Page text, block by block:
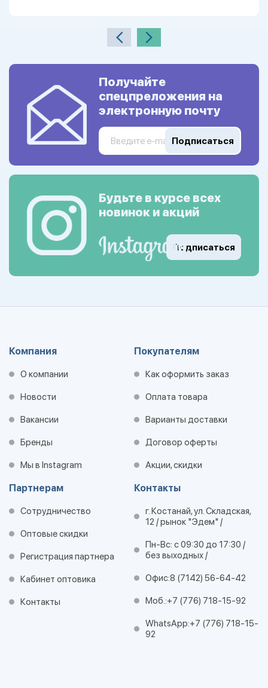
Получайте
спецпреложения на
электронную почту
Подписаться
Будьте в курсе всех
новинок и акций
Подписаться
Компания
О компании
Новости
Вакансии
Бренды
Мы в Instagram
Покупателям
Как оформить заказ
Оплата товара
Варианты доставки
Договор оферты
Акции, скидки
Партнерам
Сотрудничество
Оптовые скидки
Регистрация партнера
Кабинет оптовика
Контакты
Контакты
г. Костанай, ул. Складская,
12 / рынок "Эдем" /
Пн-Вс: с 09:30 до 17:30 /
без выходных /
Офис:8 (7142) 56-64-42
Моб.:+7 (776) 718-15-92
WhatsApp:+7 (776) 718-15-
92